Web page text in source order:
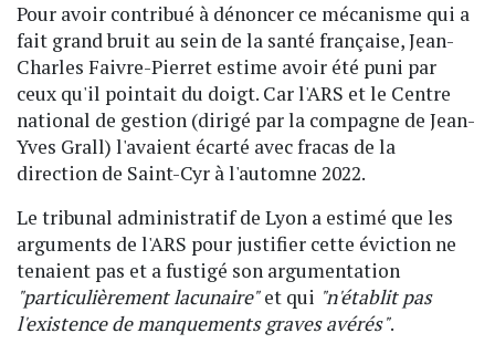
Pour avoir contribué à dénoncer ce mécanisme qui a
fait grand bruit au sein de la santé française, Jean-
Charles Faivre-Pierret estime avoir été puni par
ceux qu'il pointait du doigt. Car l'ARS et le Centre
national de gestion (dirigé par la compagne de Jean-
Yves Grall) l'avaient écarté avec fracas de la
direction de Saint-Cyr à l'automne 2022.
Le tribunal administratif de Lyon a estimé que les
arguments de l'ARS pour justifier cette éviction ne
tenaient pas et a fustigé son argumentation
"particulièrement lacunaire"et qui "n'établit pas
l'existence de manquements graves avérés".